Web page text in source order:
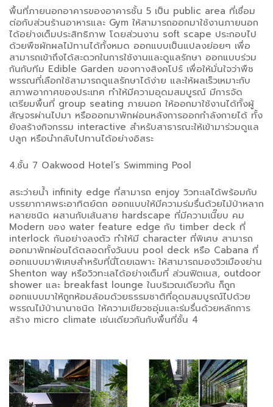
พื้นที่ภายนอกอาคารของอาคารชั้น 5 เป็น public area ที่เชื่อม
ต่อกับส่วนร้านอาหารและ Gym ให้สามารถออกมาใช้งานภายนอก
ได้อย่างเต็มประสิทธิภาพ โดยส่วนงาน soft scape ประกอบไป
ด้วยพืชผักผลไม้ทานได้ทั้งหมด ออกแบบเป็นแปลงย่อยๆ เพื่อ
สามารถเข้าถึงได้สะดวกในการใช้งานและดูแลรักษา ออกแบบร่วม
กันกับทีม Edible Garden ของทางสิงคโปร์ เพื่อให้มั่นใจว่าพืช
พรรณที่เลือกใช้สามารถดูแลรักษาได้ง่าย และให้ผลเร็วเหมาะกับ
สภาพอากาศของประเทศ ทำให้มีความอุดมสมบูรณ์ มีการจัด
เตรียมพื้นที่ group seating ภายนอก ให้ออกมาใช้งานได้ทั้งผู้
สัญจรผ่านไปมา หรือออกมาพักผ่อนหลังการออกกำลังกายได้ ทั้ง
ยังสร้างกิจกรรม interactive สำหรับสาธารณะให้เข้ามาร่วมดูแล
ปลูก หรือนำกลับไปทานได้อย่างอิสระ
4.ชั้น 7 Oakwood Hotel’s Swimming Pool
สระว่ายน้ำ infinity edge ที่สามารถ enjoy วิวทะเลได้พร้อมกับ
บรรยากาศพระอาทิตย์ตก ออกแบบให้มีความร่มรื่นด้วยไม้ป่าหลาก
หลายชนิด ผสานกับเส้นสาย hardscape ที่มีความเนี๊ยบ คม
Modern ของ water feature edge กับ timber deck ที่
interlock กันอย่างลงตัว ทำให้มี character ที่พิเศษ สามารถ
ออกมาพักผ่อนได้ตลอดทั้งวันบน pool deck หรือ Cabana ที่
ออกแบบมาพิเศษสำหรับที่นี่โดยเฉพาะ ให้สามารถมองวิวเมืองย่าน
Shenton way หรือวิวทะเลได้อย่างเต็มที่ ส่วนฟิตเนส, outdoor
shower และ breakfast lounge ในบริเวณเดียวกัน ก็ถูก
ออกแบบมาให้ถูกห้อมล้อมด้วยธรรมชาติที่อุดมสมบูรณ์ไปด้วย
พรรณไม้ป่านานาชนิด ให้ความเขียวชอุ่มและร่มรื่นด้วยหลักการ
สร้าง micro climate เช่นเดียวกันกับพื้นที่ชั้น 4